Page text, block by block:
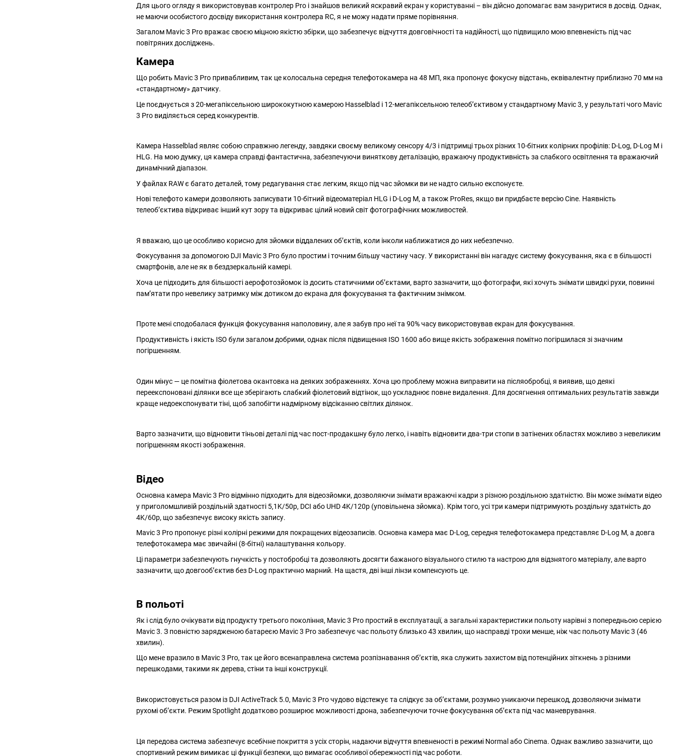
Для цього огляду я використовував контролер Pro і знайшов великий яскравий екран у користуванні – він дійсно допомагає вам зануритися в досвід. Однак,
не маючи особистого досвіду використання контролера RC, я не можу надати пряме порівняння.
Загалом Mavic 3 Pro вражає своєю міцною якістю збірки, що забезпечує відчуття довговічності та надійності, що підвищило мою впевненість під час
повітряних досліджень.
Камера
Що робить Mavic 3 Pro привабливим, так це колосальна середня телефотокамера на 48 МП, яка пропонує фокусну відстань, еквівалентну приблизно 70 мм на
«стандартному» датчику.
Це поєднується з 20-мегапіксельною ширококутною камерою Hasselblad і 12-мегапіксельною телеоб’єктивом у стандартному Mavic 3, у результаті чого Mavic
3 Pro виділяється серед конкурентів.
Камера Hasselblad являє собою справжню легенду, завдяки своєму великому сенсору 4/3 і підтримці трьох різних 10-бітних колірних профілів: D-Log, D-Log M і
HLG. На мою думку, ця камера справді фантастична, забезпечуючи виняткову деталізацію, вражаючу продуктивність за слабкого освітлення та вражаючий
динамічний діапазон.
У файлах RAW є багато деталей, тому редагування стає легким, якщо під час зйомки ви не надто сильно експонуєте.
Нові телефото камери дозволяють записувати 10-бітний відеоматеріал HLG і D-Log M, а також ProRes, якщо ви придбаєте версію Cine. Наявність
телеоб’єктива відкриває інший кут зору та відкриває цілий новий світ фотографічних можливостей.
Я вважаю, що це особливо корисно для зйомки віддалених об’єктів, коли інколи наближатися до них небезпечно.
Фокусування за допомогою DJI Mavic 3 Pro було простим і точним більшу частину часу. У використанні він нагадує систему фокусування, яка є в більшості
смартфонів, але не як в бездзеркальній камері.
Хоча це підходить для більшості аерофотозйомок із досить статичними об’єктами, варто зазначити, що фотографи, які хочуть знімати швидкі рухи, повинні
пам’ятати про невелику затримку між дотиком до екрана для фокусування та фактичним знімком.
Проте мені сподобалася функція фокусування наполовину, але я забув про неї та 90% часу використовував екран для фокусування.
Продуктивність і якість ISO були загалом добрими, однак після підвищення ISO 1600 або вище якість зображення помітно погіршилася зі значним
погіршенням.
Один мінус — це помітна фіолетова окантовка на деяких зображеннях. Хоча цю проблему можна виправити на післяобробці, я виявив, що деякі
переекспоновані ділянки все ще зберігають слабкий фіолетовий відтінок, що ускладнює повне видалення. Для досягнення оптимальних результатів завжди
краще недоекспонувати тіні, щоб запобігти надмірному відсіканню світлих ділянок.
Варто зазначити, що відновити тіньові деталі під час пост-продакшну було легко, і навіть відновити два-три стопи в затінених областях можливо з невеликим
погіршенням якості зображення.
Відео
Основна камера Mavic 3 Pro відмінно підходить для відеозйомки, дозволяючи знімати вражаючі кадри з різною роздільною здатністю. Він може знімати відео
у приголомшливій роздільній здатності 5,1K/50p, DCI або UHD 4K/120p (уповільнена зйомка). Крім того, усі три камери підтримують роздільну здатність до
4K/60p, що забезпечує високу якість запису.
Mavic 3 Pro пропонує різні колірні режими для покращених відеозаписів. Основна камера має D-Log, середня телефотокамера представляє D-Log M, а довга
телефотокамера має звичайні (8-бітні) налаштування кольору.
Ці параметри забезпечують гнучкість у постобробці та дозволяють досягти бажаного візуального стилю та настрою для відзнятого матеріалу, але варто
зазначити, що довгооб’єктив без D-Log практично марний. На щастя, дві інші лінзи компенсують це.
В польоті
Як і слід було очікувати від продукту третього покоління, Mavic 3 Pro простий в експлуатації, а загальні характеристики польоту нарівні з попередньою серією
Mavic 3. З повністю зарядженою батареєю Mavic 3 Pro забезпечує час польоту близько 43 хвилин, що насправді трохи менше, ніж час польоту Mavic 3 (46
хвилин).
Що мене вразило в Mavic 3 Pro, так це його всенаправлена ​​система розпізнавання об’єктів, яка служить захистом від потенційних зіткнень з різними
перешкодами, такими як дерева, стіни та інші конструкції.
Використовується разом із DJI ActiveTrack 5.0, Mavic 3 Pro чудово відстежує та слідкує за об’єктами, розумно уникаючи перешкод, дозволяючи знімати
рухомі об’єкти. Режим Spotlight додатково розширює можливості дрона, забезпечуючи точне фокусування об’єкта під час маневрування.
Ця передова система забезпечує всебічне покриття з усіх сторін, надаючи відчуття впевненості в режимі Normal або Cinema. Однак важливо зазначити, що
спортивний режим вимикає ці функції безпеки, що вимагає особливої ​​обережності під час роботи.